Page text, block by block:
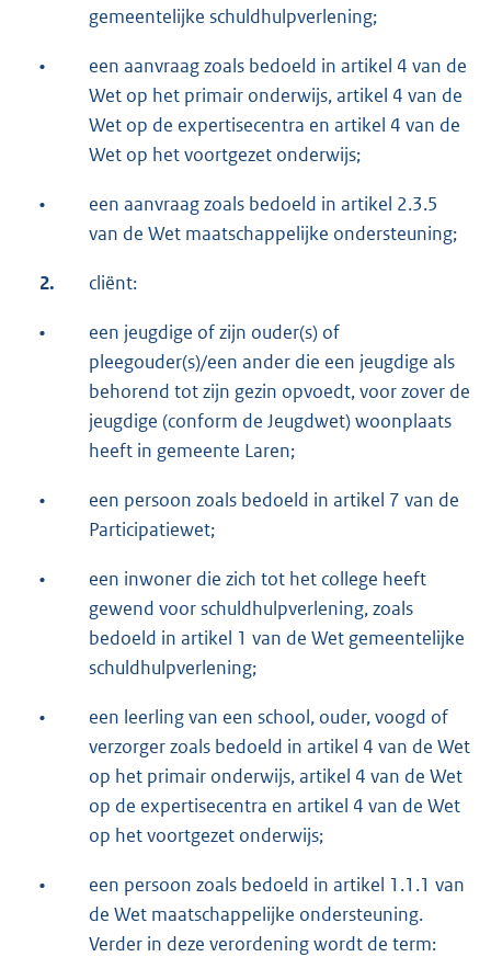
gemeentelijke schuldhulpverlening;
•
een aanvraag zoals bedoeld in artikel 4 van de
Wet op het primair onderwijs, artikel 4 van de
Wet op de expertisecentra en artikel 4 van de
Wet op het voortgezet onderwijs;
•
een aanvraag zoals bedoeld in artikel 2.3.5
van de Wet maatschappelijke ondersteuning;
2. cliënt:
•
een jeugdige of zijn ouder(s) of
pleegouder(s)/een ander die een jeugdige als
behorend tot zijn gezin opvoedt, voor zover de
jeugdige (conform de Jeugdwet) woonplaats
heeft in gemeente Laren;
•
een persoon zoals bedoeld in artikel 7 van de
Participatiewet;
•
een inwoner die zich tot het college heeft
gewend voor schuldhulpverlening, zoals
bedoeld in artikel 1 van de Wet gemeentelijke
schuldhulpverlening;
•
een leerling van een school, ouder, voogd of
verzorger zoals bedoeld in artikel 4 van de Wet
op het primair onderwijs, artikel 4 van de Wet
op de expertisecentra en artikel 4 van de Wet
op het voortgezet onderwijs;
•
een persoon zoals bedoeld in artikel 1.1.1 van
de Wet maatschappelijke ondersteuning.
Verder in deze verordening wordt de term: